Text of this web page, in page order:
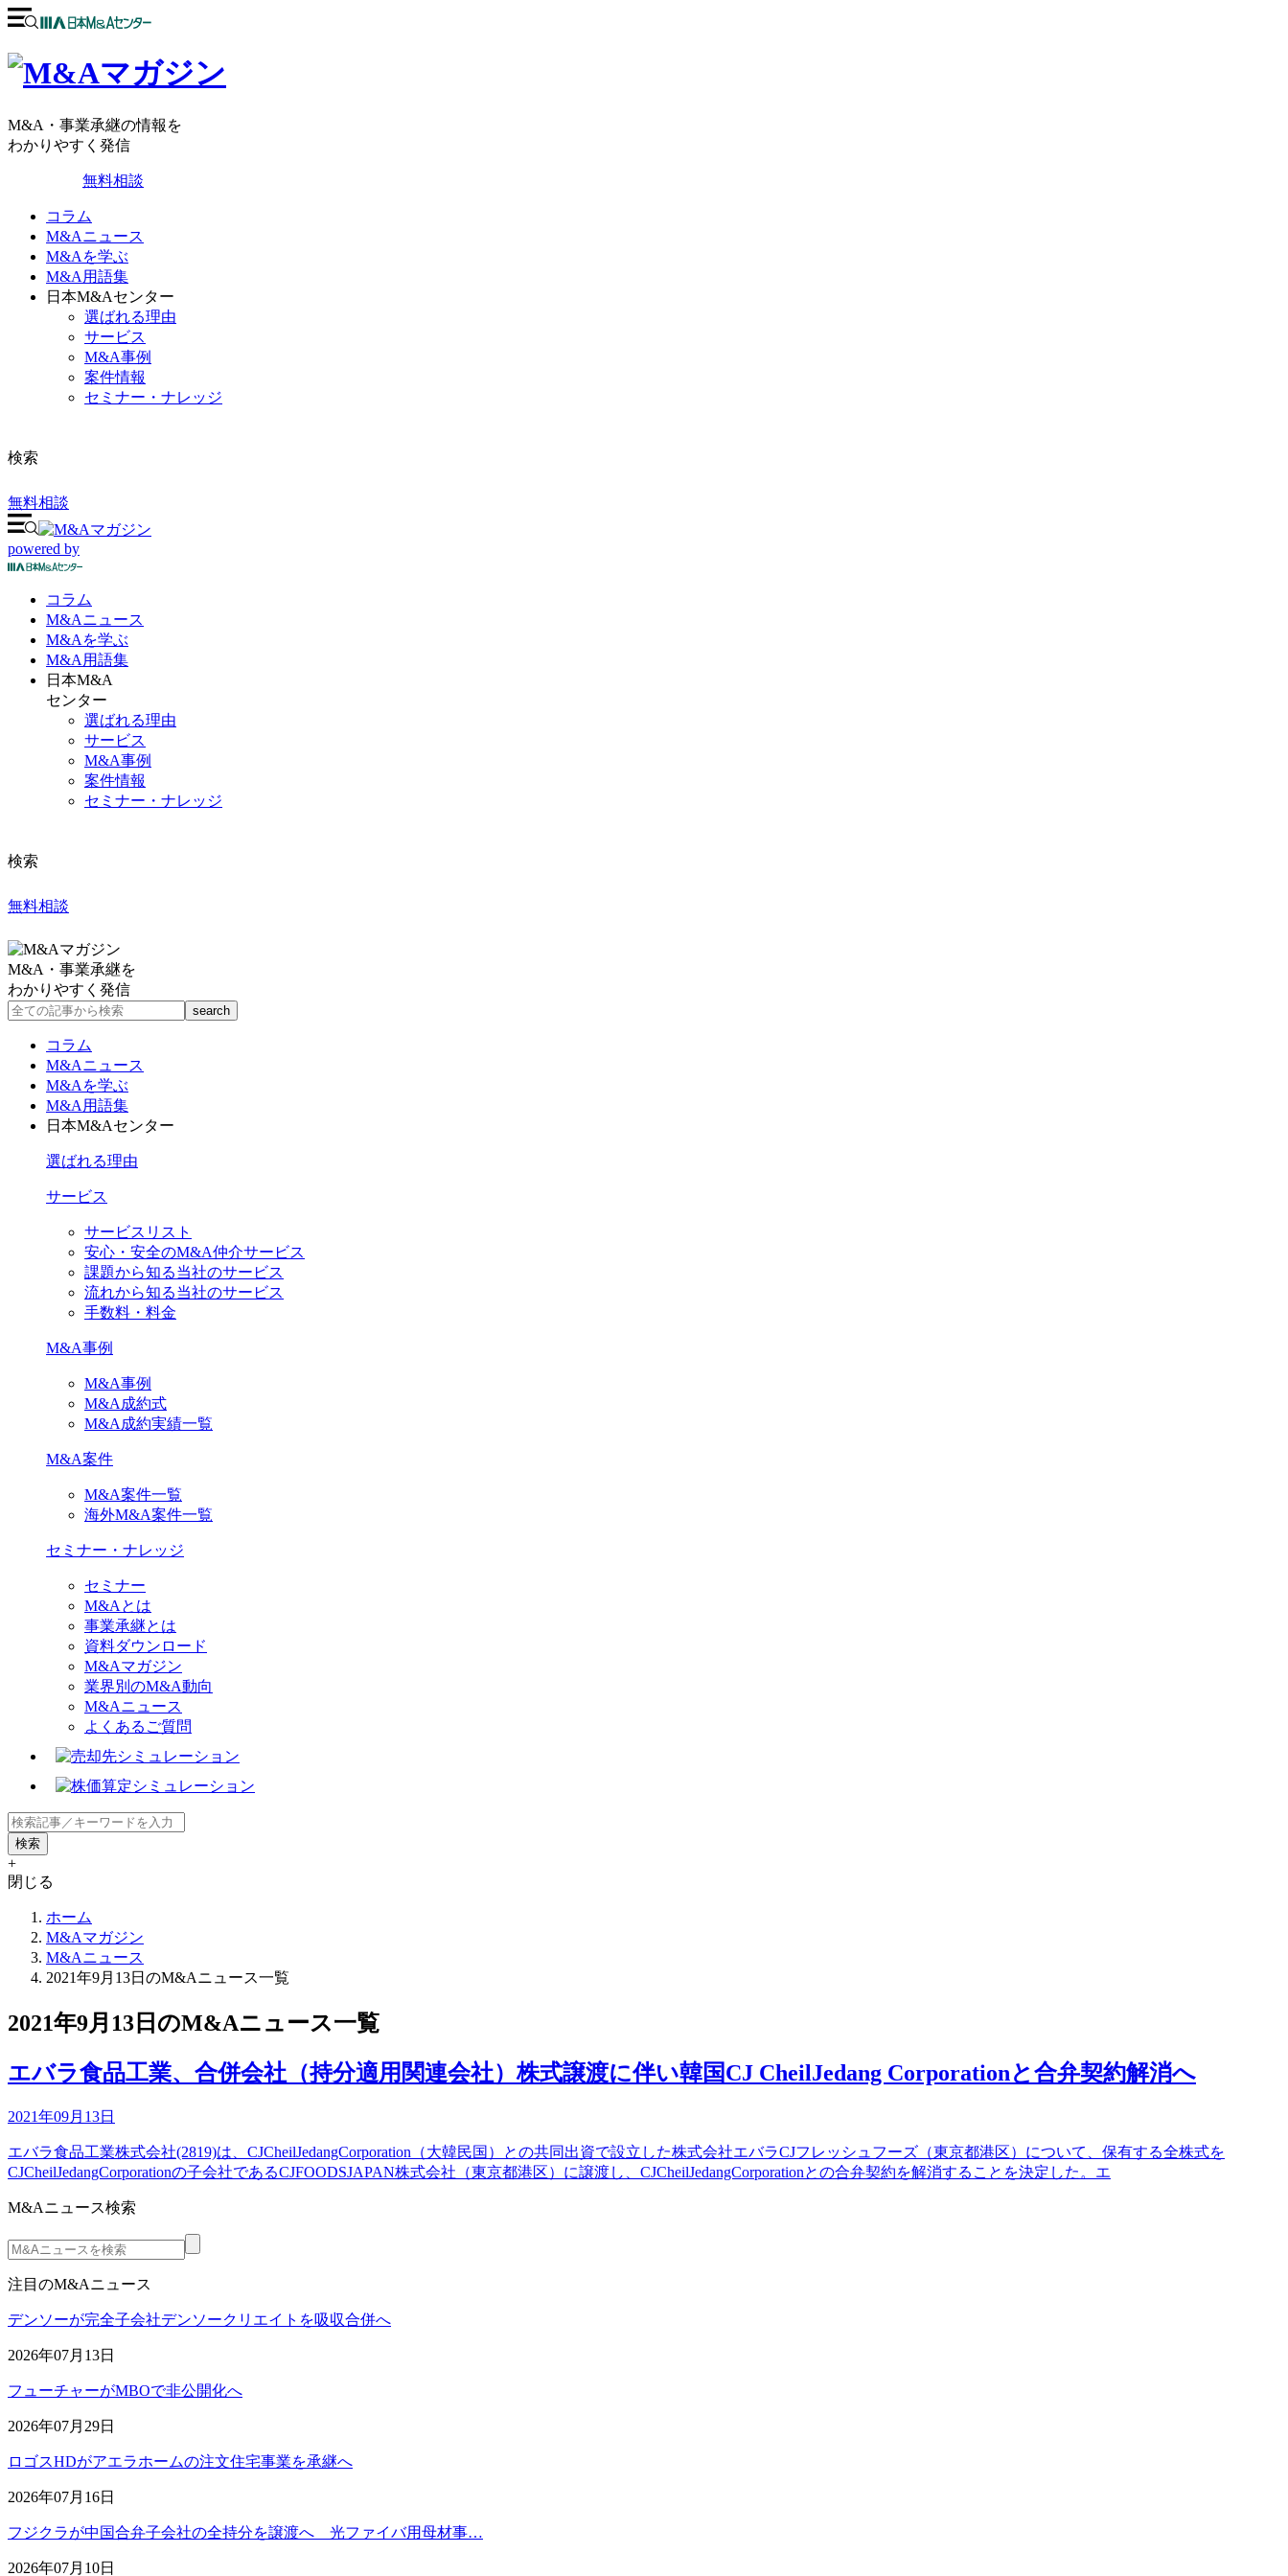
M&A・事業承継の情報を
わかりやすく発信
無料相談
コラム
M&Aニュース
M&Aを学ぶ
M&A用語集
日本M&Aセンター
選ばれる理由
サービス
M&A事例
案件情報
セミナー・ナレッジ
検索
無料相談
powered by
コラム
M&Aニュース
M&Aを学ぶ
M&A 用語集
日本M&A
センター
選ばれる理由
サービス
M&A事例
案件情報
セミナー・ナレッジ
検索
無料相談
M&A・事業承継を
わかりやすく発信
コラム
M&Aニュース
M&Aを学ぶ
M&A用語集
日本M&Aセンター
選ばれる理由
サービス
サービスリスト
安心・安全のM&A仲介サービス
課題から知る当社のサービス
流れから知る当社のサービス
手数料・料金
M&A事例
M&A事例
M&A成約式
M&A成約実績一覧
M&A案件
M&A案件一覧
海外M&A案件一覧
セミナー・ナレッジ
セミナー
M&Aとは
事業承継とは
資料ダウンロード
M&Aマガジン
業界別のM&A動向
M&Aニュース
よくあるご質問
+
閉じる
ホーム
M&Aマガジン
M&Aニュース
2021年9月13日のM&Aニュース一覧
2021年9月13日のM&Aニュース一覧
エバラ食品工業、合併会社（持分適用関連会社）株式譲渡に伴い韓国CJ CheilJedang Corporationと合弁契約解消へ
2021年09月13日
エバラ食品工業株式会社(2819)は、CJCheilJedangCorporation（大韓民国）との共同出資で設立した株式会社エバラCJフレッシュフーズ（東京都港区）について、保有する全株式を
CJCheilJedangCorporationの子会社であるCJFOODSJAPAN株式会社（東京都港区）に譲渡し、CJCheilJedangCorporationとの合弁契約を解消することを決定した。エ
M&Aニュース検索
注目のM&Aニュース
デンソーが完全子会社デンソークリエイトを吸収合併へ
2026年07月13日
フューチャーがMBOで非公開化へ
2026年07月29日
ロゴスHDがアエラホームの注文住宅事業を承継へ
2026年07月16日
フジクラが中国合弁子会社の全持分を譲渡へ 光ファイバ用母材事…
2026年07月10日